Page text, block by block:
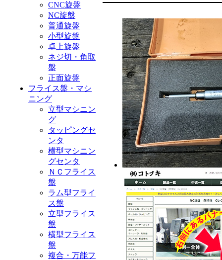
CNC旋盤
NC旋盤
普通旋盤
小型旋盤
卓上旋盤
ネジ切・角取
盤
正面旋盤
フライス盤・マシ
ニング
立型マシニン
グ
タッピングセ
ンタ
横型マシニン
グセンタ
ＮＣフライス
盤
ラム型フライ
ス盤
立型フライス
盤
横型フライス
盤
複合・万能フ